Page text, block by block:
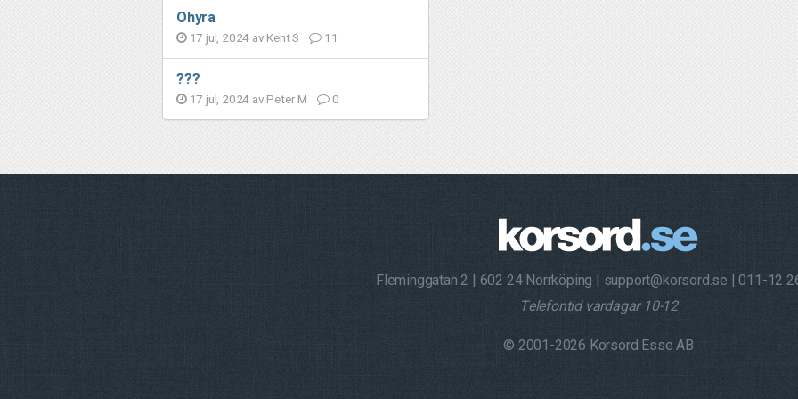
Ohyra
17 jul, 2024 av Kent S 11
???
17 jul, 2024 av Peter M 0
Fleminggatan 2 602 24 Norrköping support@korsord.se
011-12
Telefontid vardagar 10-12
© 2001-2026 Korsord Esse AB